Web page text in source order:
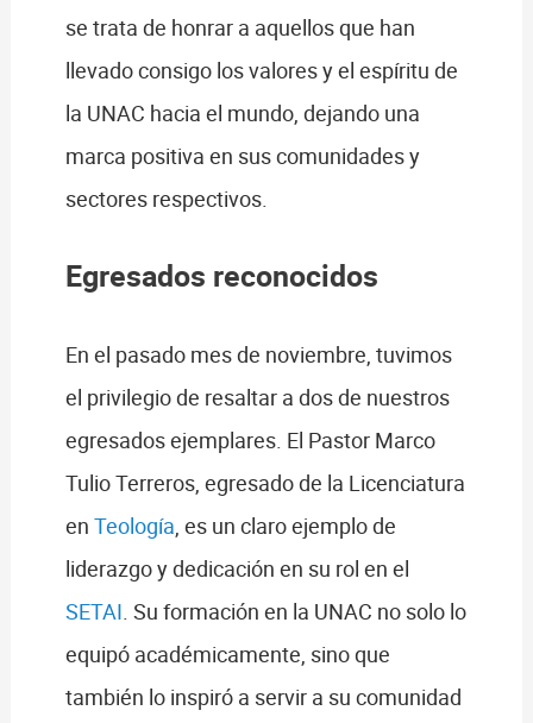
se trata de honrar a aquellos que han
llevado consigo los valores y el espíritu de
la UNAC hacia el mundo, dejando una
marca positiva en sus comunidades y
sectores respectivos.
Egresados reconocidos
En el pasado mes de noviembre, tuvimos
el privilegio de resaltar a dos de nuestros
egresados ejemplares. El Pastor Marco
Tulio Terreros, egresado de la Licenciatura
en Teología, es un claro ejemplo de
liderazgo y dedicación en su rol en el
SETAI. Su formación en la UNAC no solo lo
equipó académicamente, sino que
también lo inspiró a servir a su comunidad